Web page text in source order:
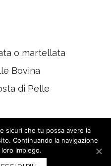
o martellata
Bovina
di Pelle
sicuri che tu possa avere la
Continuando la navigazione
impiego.